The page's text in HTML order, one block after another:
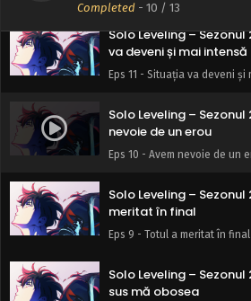
Completed - 10 / 13
Solo Leveling – Sezonul
va deveni și mai intensă
Eps 11 - Situația va deveni
Solo Leveling – Sezonul
nevoie de un erou
Eps 10 - Avem nevoie de un
Solo Leveling –
meritat în final
Eps 9 - Totul a meritat în
Solo Leveling –
sus mă obosea